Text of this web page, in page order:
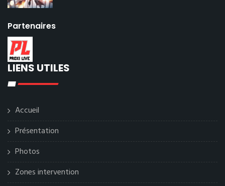
Partenaires
LIENS UTILES
Accueil
Présentation
Photos
Zones intervention